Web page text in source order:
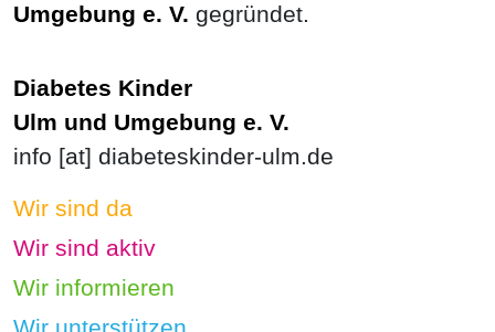
Umgebung e. V. gegründet.
Diabetes Kinder
Ulm und Umgebung e. V.
info [at] diabeteskinder-ulm.de
Wir sind da
Wir sind aktiv
Wir informieren